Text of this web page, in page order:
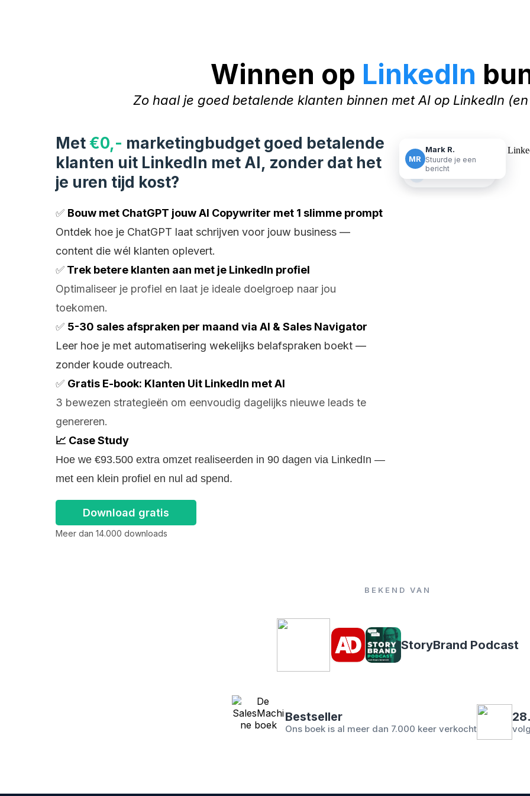
Winnen op LinkedIn
Zo haal je goed betalende klanten binnen met AI op LinkedIn
Met€0,- marketingbudget goed betalende
klanten uit LinkedIn met AI, zonder dat het
je uren tijd kost?
✅ Bouw met ChatGPT jouw AI Copywriter met 1 slimme prompt
Ontdek hoe je ChatGPT laat schrijven voor jouw business —
content die wél klanten oplevert.
✅ Trek betere klanten aan met je LinkedIn profiel
Optimaliseer je profiel en laat je ideale doelgroep naar jou
toekomen.
✅ 5-30 sales afspraken per maand via AI & Sales Navigator
Leer hoe je met automatisering wekelijks belafspraken boekt —
zonder koude outreach.
✅ Gratis E-book: Klanten Uit LinkedIn met AI
3 bewezen strategieën om eenvoudig dagelijks nieuwe leads te
genereren.
📈 Case Study
Hoe we €93.500 extra omzet realiseerden in 90 dagen via LinkedIn —
met een klein profiel en nul ad spend.
Download gratis
Meer dan 14.000 downloads
MR
Mark R.
Stuurde je een
bericht
BEKEND VAN
StoryBrand Podcast
Bestseller
Ons boek is al meer dan 7.000 keer verkocht